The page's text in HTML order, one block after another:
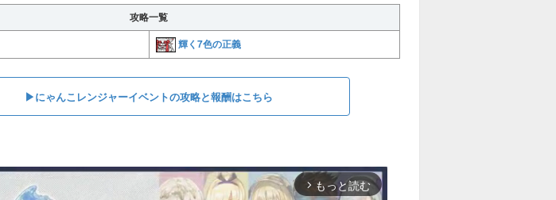
攻略一覧
輝く7色の正義
▶︎にゃんこレンジャーイベントの攻略と報酬はこちら
arrow_forward_ios もっと読む